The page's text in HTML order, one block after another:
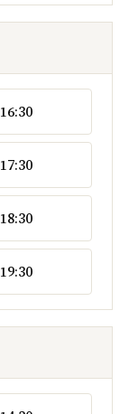
16:30
17:30
18:30
19:30